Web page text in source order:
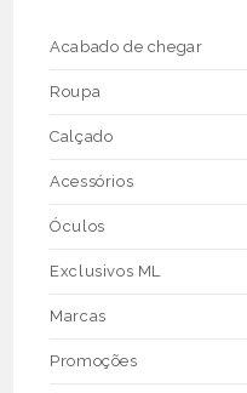
Acabado de chegar
Roupa
Calçado
Acessórios
Óculos
Exclusivos ML
Marcas
Promoções